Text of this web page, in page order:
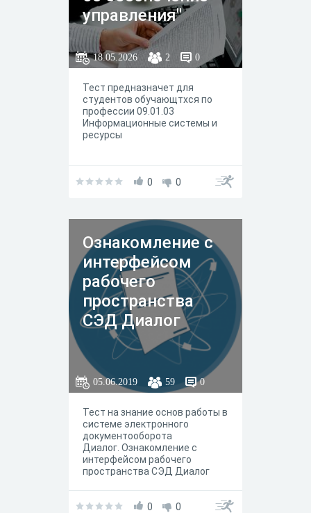
управления"
18.05.2026 2 0
Тест предназначет для
студентов обучающтхся по
профессии 09.01.03
Информационные системы и
ресурсы
0 0
Ознакомление с
интерфейсом
рабочего
пространства
СЭД Диалог
05.06.2019 59 0
Тест на знание основ работы в
системе электронного
документооборота
Диалог. Ознакомление с
интерфейсом рабочего
пространства СЭД Диалог
0 0